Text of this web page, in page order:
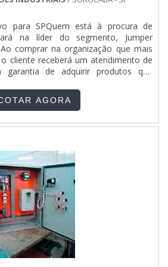
para SPQuem está à procura de
na líder do segmento, Jumper
comprar na organização que mais
cliente receberá um atendimento de
de adquirir produtos que
painéis clp em uma empresa que
descobre o site da Jumper Soluções
sempre a melhor opção do
não tenham produtos e serviços
assertividade, detalhes que passam
companhias e podem gerar
os clientes.É importante lembrar que
ser adquirido com companhias
Esse tipo de cuidado ajuda a
durabilidade dos materiais, além de
frequentes de produtos
suas funções adequadamente.
gastos desnecessários.Existem
AGORA